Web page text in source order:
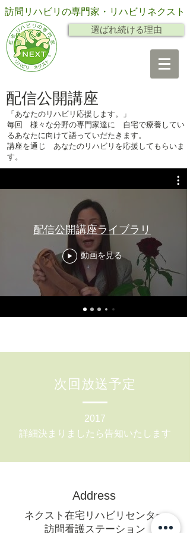
選ばれ続ける理由
訪問リハビリの専門家・リハビリネクスト
配信公開講座
「あなたのリハビリ応援します。」
毎回 様々な分野の専門家達に 自宅で療養してい
るあなたに向けて語っていだたきます。
講座を通じ あなたのリハビリを応援してもらいま
す。
配信公開講座ライブラリ
動画を見る
​次回放送予定
​2017
詳細決まりましたら告知いたします
Address
ネクスト在宅リハビリセンター
訪問看護ステーション